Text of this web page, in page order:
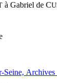
à Gabriel de C
Seine, Archives